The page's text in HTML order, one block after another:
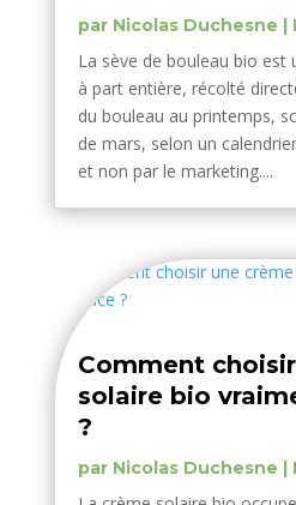
par Nicolas Duchesne |
La sève de bouleau bio est
à part entière, récolté
du bouleau au printemps,
de mars, selon un
et non par le marketing....
Comment
solaire bio
?
par Nicolas Duchesne |